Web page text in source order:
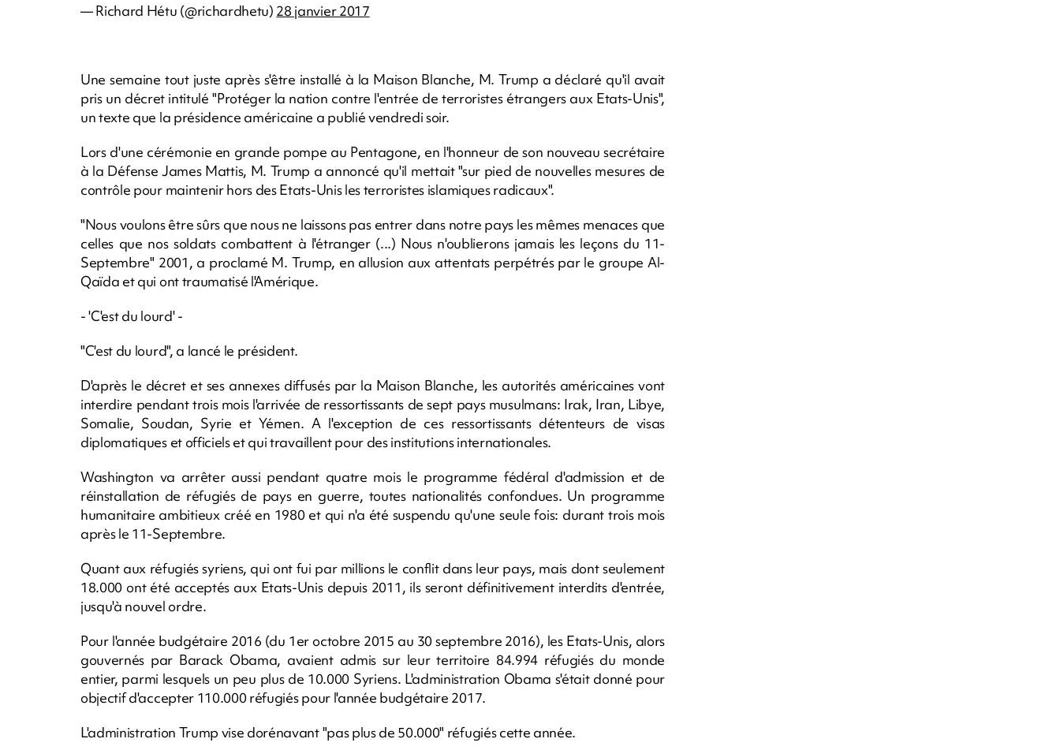
— Richard Hétu (@richardhetu) 28 janvier 2017
Une semaine tout juste après s'être installé à la Maison Blanche, M. Trump a déclaré qu'il avait
pris un décret intitulé "Protéger la nation contre l'entrée de terroristes étrangers aux Etats-Unis",
un texte que la présidence américaine a publié vendredi soir.
Lors d'une cérémonie en grande pompe au Pentagone, en l'honneur de son nouveau secrétaire
à la Défense James Mattis, M. Trump a annoncé qu'il mettait "sur pied de nouvelles mesures de
contrôle pour maintenir hors des Etats-Unis les terroristes islamiques radicaux".
"Nous voulons être sûrs que nous ne laissons pas entrer dans notre pays les mêmes menaces que
celles que nos soldats combattent à l'étranger (...) Nous n'oublierons jamais les leçons du 11-
Septembre" 2001, a proclamé M. Trump, en allusion aux attentats perpétrés par le groupe Al-
Qaïda et qui ont traumatisé l'Amérique.
- 'C'est du lourd' -
"C'est du lourd", a lancé le président.
D'après le décret et ses annexes diffusés par la Maison Blanche, les autorités américaines vont
interdire pendant trois mois l'arrivée de ressortissants de sept pays musulmans: Irak, Iran, Libye,
Somalie, Soudan, Syrie et Yémen. A l'exception de ces ressortissants détenteurs de visas
diplomatiques et officiels et qui travaillent pour des institutions internationales.
Washington va arrêter aussi pendant quatre mois le programme fédéral d'admission et de
réinstallation de réfugiés de pays en guerre, toutes nationalités confondues. Un programme
humanitaire ambitieux créé en 1980 et qui n'a été suspendu qu'une seule fois: durant trois mois
après le 11-Septembre.
Quant aux réfugiés syriens, qui ont fui par millions le conflit dans leur pays, mais dont seulement
18.000 ont été acceptés aux Etats-Unis depuis 2011, ils seront définitivement interdits d'entrée,
jusqu'à nouvel ordre.
Pour l'année budgétaire 2016 (du 1er octobre 2015 au 30 septembre 2016), les Etats-Unis, alors
gouvernés par Barack Obama, avaient admis sur leur territoire 84.994 réfugiés du monde
entier, parmi lesquels un peu plus de 10.000 Syriens. L'administration Obama s'était donné pour
objectif d'accepter 110.000 réfugiés pour l'année budgétaire 2017.
L'administration Trump vise dorénavant "pas plus de 50.000" réfugiés cette année.